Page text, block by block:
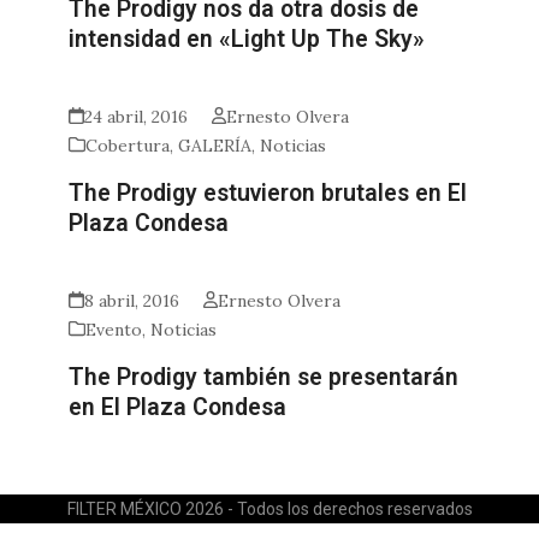
The Prodigy nos da otra dosis de
intensidad en «Light Up The Sky»
24 abril, 2016
Ernesto Olvera
Cobertura,GALERÍA, Noticias
The Prodigy estuvieron brutales en El
Plaza Condesa
8 abril, 2016
Ernesto Olvera
Evento, Noticias
The Prodigy también se presentarán
en El Plaza Condesa
FILTER MÉXICO 2026 - Todos los derechos reservados